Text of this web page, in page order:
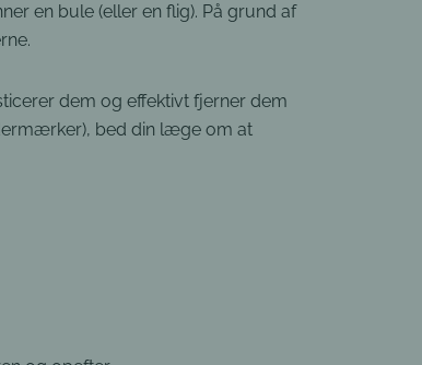
en bule (eller en flig). På grund af
dem og effektivt fjerner dem
bed din læge om at